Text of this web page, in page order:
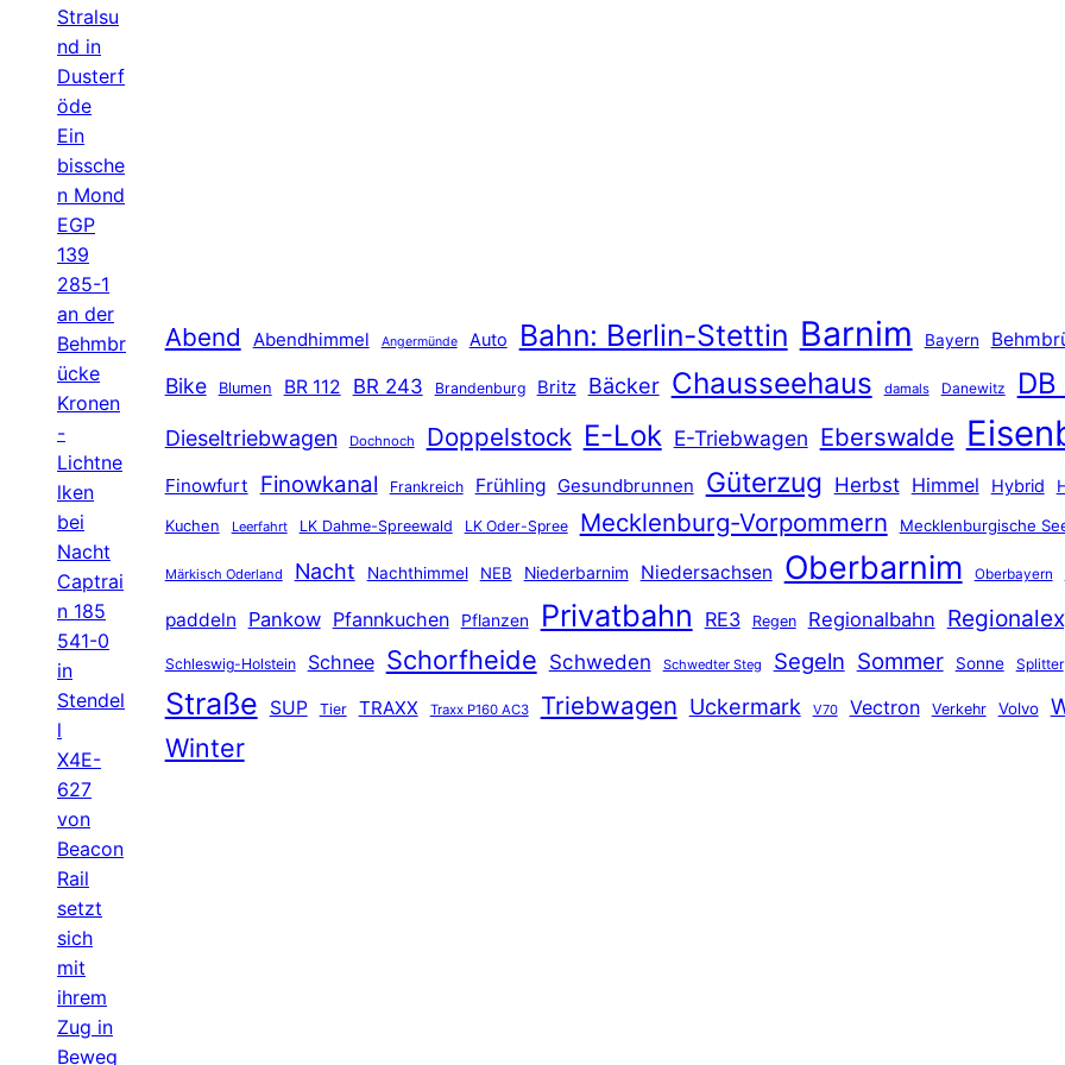
Stralsu
nd in
Dusterf
öde
Ein
bissche
n Mond
EGP
139
285-1
an der
Behmbr
ücke
Kronen
-
Lichtne
lken
bei
Nacht
Captrai
n 185
541-0
in
Stendel
l
X4E-
627
von
Beacon
Rail
setzt
sich
mit
ihrem
Zug in
Beweg
Abend Abendhimmel Angermünde Auto Bahn: Berlin-Stettin Barnim Bayern
Bike Blumen BR 112 BR 243 Brandenburg Britz Bäcker Chausseehaus damals Danewitz DB
Dieseltriebwagen Dochnoch Doppelstock E-Lok E-Triebwagen Eberswalde
Finowfurt Finowkanal Frankreich Frühling Gesundbrunnen Güterzug Herbst Himmel Hybrid
Kuchen Leerfahrt LK Dahme-Spreewald LK Oder-Spree Mecklenburg-Vorpommern Mecklenburgische
Märkisch Oderland Nacht Nachthimmel NEB Niederbarnim Niedersachsen Oberbarnim Oberbayern
paddeln Pankow Pfannkuchen Pflanzen Privatbahn RE3 Regen Regionalbahn
Schleswig-Holstein Schnee Schorfheide Schweden Schwedter Steg Segeln Sommer Sonne Splitter
Straße SUP Tier TRAXX Traxx P160 AC3 Triebwagen Uckermark V70 Vectron Verkehr Volvo
Winter